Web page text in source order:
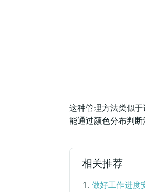
这种管理方法类似
能通过颜色分布判
相关推荐
1 . 做好工作进度